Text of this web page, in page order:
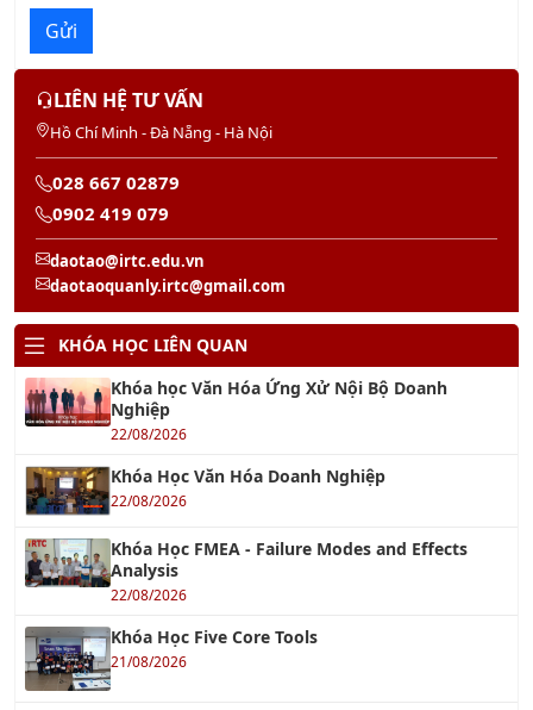
LIÊN HỆ TƯ VẤN
Hồ Chí Minh - Đà Nẵng - Hà Nội
028 667 02879
0902 419 079
daotao@irtc.edu.vn
daotaoquanly.irtc@gmail.com
KHÓA HỌC LIÊN QUAN
Khóa học Văn Hóa Ứng Xử Nội Bộ Doanh
Nghiệp
22/08/2026
Khóa Học Văn Hóa Doanh Nghiệp
22/08/2026
Khóa Học FMEA - Failure Modes and Effects
Analysis
Khóa Học Five Core Tools
21/08/2026
Khóa học Ứng dụng Tiêu chuẩn 4M (Man –
Machine – Material – Method)